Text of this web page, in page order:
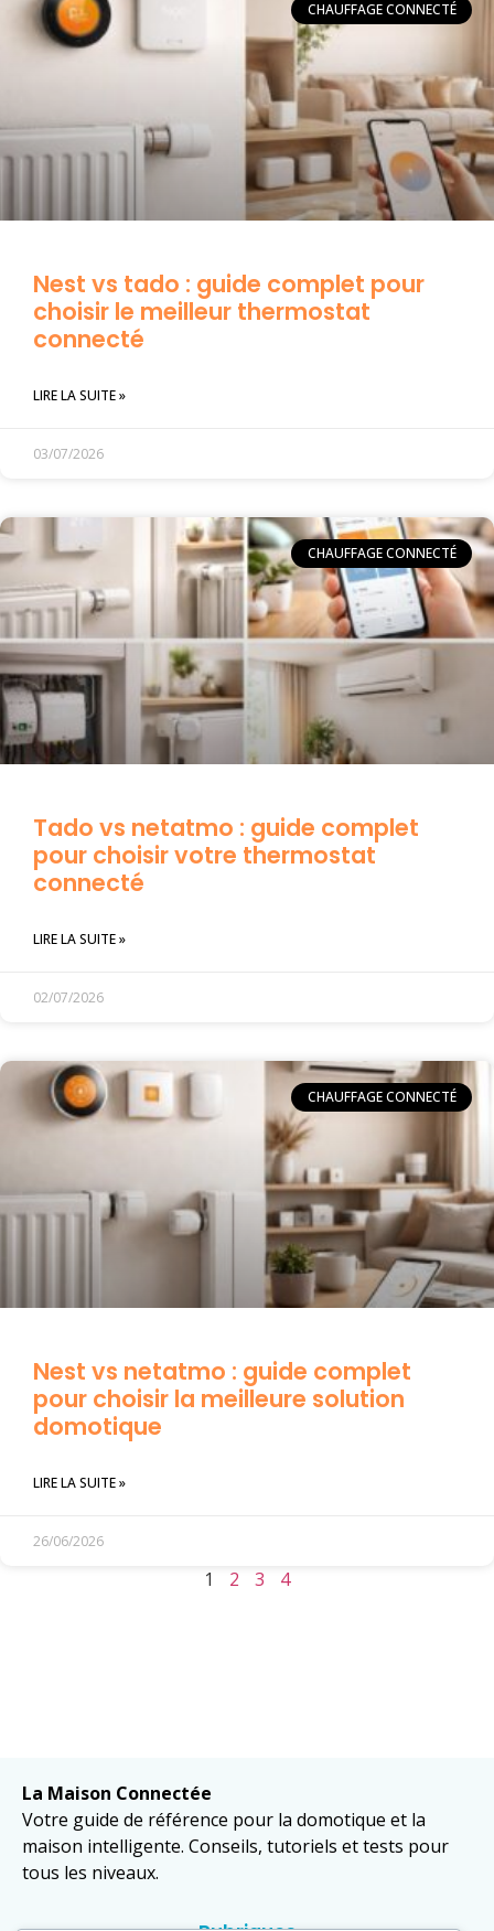
CHAUFFAGE CONNECTÉ
Nest vs tado : guide complet pour
choisir le meilleur thermostat
connecté
LIRE LA SUITE »
03/07/2026
CHAUFFAGE CONNECTÉ
Tado vs netatmo : guide complet
pour choisir votre thermostat
connecté
LIRE LA SUITE »
02/07/2026
CHAUFFAGE CONNECTÉ
Nest vs netatmo : guide complet
pour choisir la meilleure solution
domotique
LIRE LA SUITE »
26/06/2026
1 2 3 4
La Maison Connectée
Votre guide de référence pour la domotique et la
maison intelligente. Conseils, tutoriels et tests pour
tous les niveaux.